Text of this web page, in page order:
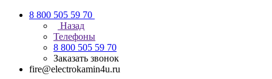
8 800 505 59 70
Назад
Телефоны
8 800 505 59 70
Заказать звонок
fire@electrokamin4u.ru